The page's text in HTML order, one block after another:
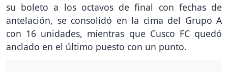
su boleto a los octavos de final con fechas de
antelación, se consolidó en la cima del Grupo A
con 16 unidades, mientras que Cusco FC quedó
anclado en el último puesto con un punto.